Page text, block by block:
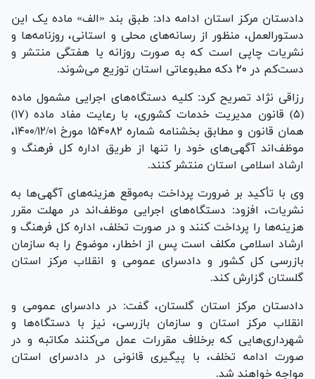
دادستان مرکز استان ادامه داد: طبق بند «الف» ماده یک این
دستورالعمل، منظور از رسانه‌های محلی و استانی، روزنامه‌ها و
نشریات چاپی است که به صورت روزانه یا هفتگی منتشر و
دست‌کم در ۲۰ دکه مطبوعاتی استان توزیع می‌شوند.
رزاقی‌ نژاد تصریح کرد: کلیه دستگاه‌های اجرایی مشمول ماده
(۵) قانون مدیریت خدمات کشوری، با رعایت مفاد ماده (۱۷)
همان قانون و مطابق بخشنامه شماره ۱۵۴۰۸۲ مورخ ۱۴۰۰/۱۲/۰۱،
موظف‌اند آگهی‌های خود را تنها از طریق اداره کل فرهنگ و
ارشاد اسلامی استان منتشر کنند.
وی با تأکید بر ضرورت پرداخت به‌موقع هزینه‌های آگهی‌ها به
نشریات، افزود: دستگاه‌های اجرایی موظف‌اند در مهلت مقرر
هزینه‌ها را پرداخت کنند و در صورت تخلف، اداره کل فرهنگ و
ارشاد اسلامی مکلف است پس از اخطار، موضوع را به سازمان
بازرسی کل کشور و دادسرای عمومی و انقلاب مرکز استان
گلستان گزارش کند.
دادستان مرکز استان گلستان، گفت: در دادسرای عمومی و
انقلاب مرکز استان و سازمان بازرسی، نیز با دستگاه‌ها و
شهرداری‌هایی که برخلاف مقررات عمل می‌کنند مکاتبه و در
صورت ادامه تخلف، با پیگیری قانونی در دادسرای استان
مواجه خواهند شد.